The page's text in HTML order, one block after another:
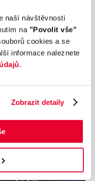
naší návštěvnosti
na "Povolit vše"
cookies a se
informace naleznete
.
Zobrazit detaily